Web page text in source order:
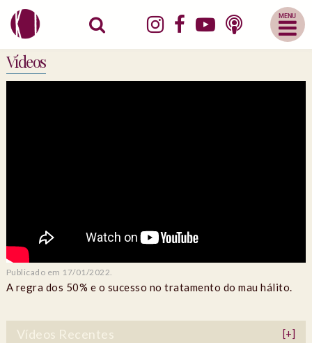
Abrir
Menu
Mobile
Vídeos
Publicado em 17/01/2022.
A regra dos 50% e o sucesso no tratamento do mau hálito.
Vídeos Recentes [+]